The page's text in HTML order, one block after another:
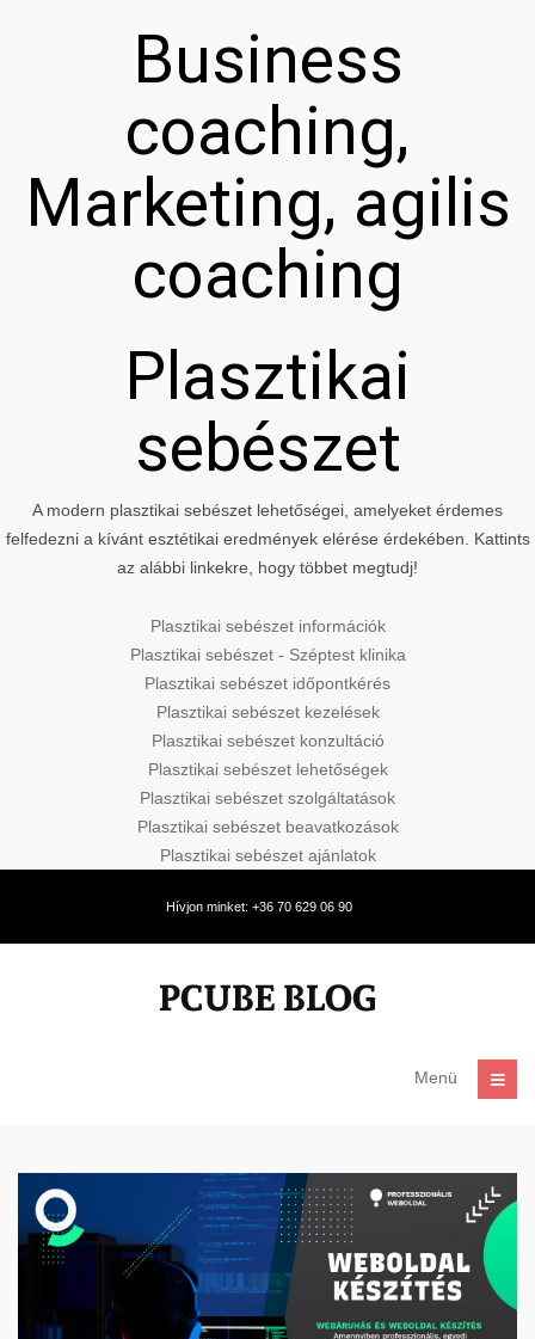
Business
coaching,
Marketing, agilis
coaching
Plasztikai
sebészet
A modern plasztikai sebészet lehetőségei, amelyeket érdemes
felfedezni a kívánt esztétikai eredmények elérése érdekében. Kattints
az alábbi linkekre, hogy többet megtudj!
Plasztikai sebészet információk
Plasztikai sebészet - Széptest klinika
Plasztikai sebészet időpontkérés
Plasztikai sebészet kezelések
Plasztikai sebészet konzultáció
Plasztikai sebészet lehetőségek
Plasztikai sebészet szolgáltatások
Plasztikai sebészet beavatkozások
Plasztikai sebészet ajánlatok
Hívjon minket: +36 70 629 06 90
Menü